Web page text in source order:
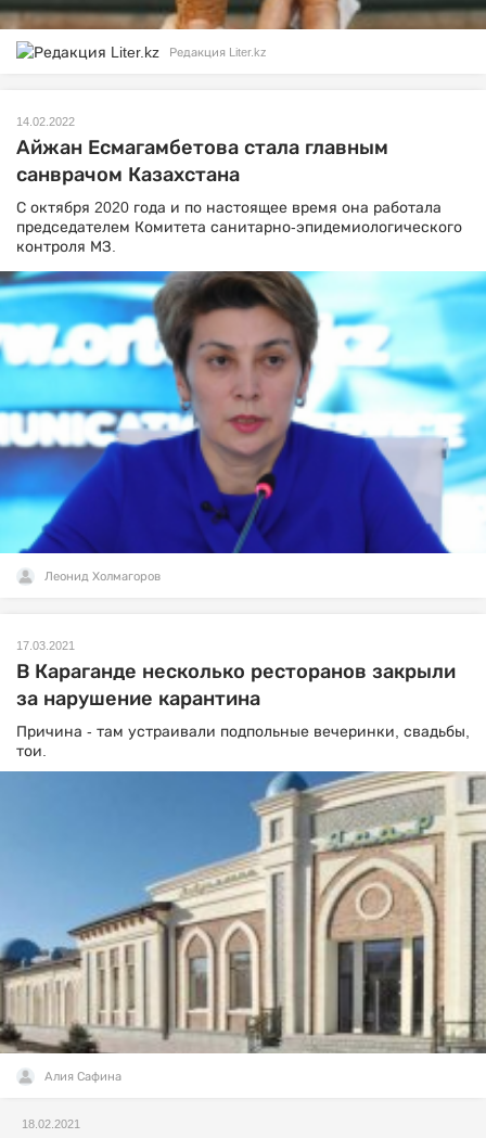
Редакция Liter.kz
14.02.2022
Айжан Есмагамбетова стала главным
санврачом Казахстана
С октября 2020 года и по настоящее время она работала
председателем Комитета санитарно-эпидемиологического
контроля МЗ.
Леонид Холмагоров
17.03.2021
В Караганде несколько ресторанов закрыли
за нарушение карантина
Причина - там устраивали подпольные вечеринки, свадьбы,
тои.
Алия Сафина
18.02.2021